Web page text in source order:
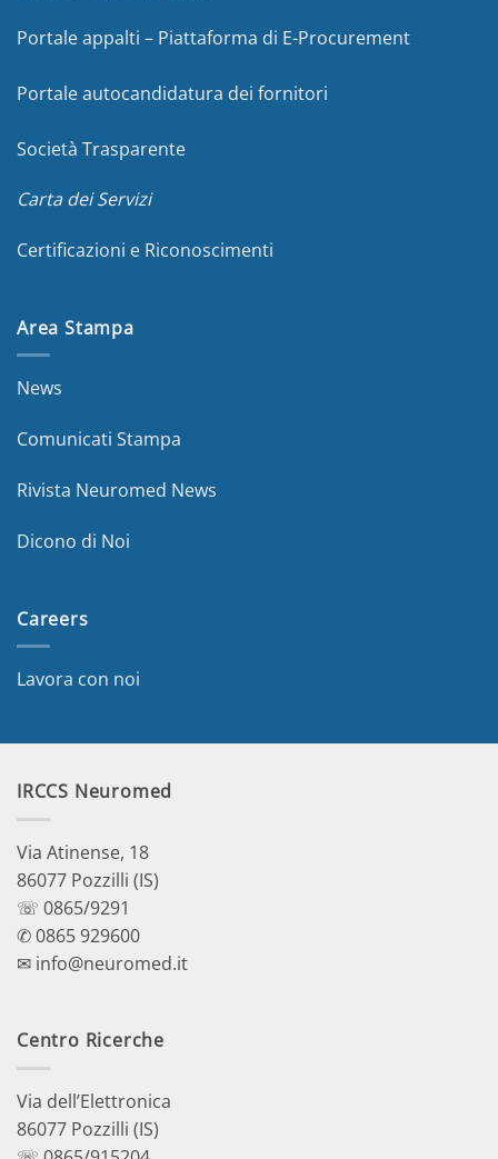
Portale appalti – Piattaforma di E-Procurement
Portale autocandidatura dei fornitori
Società Trasparente
Carta dei Servizi
Certificazioni e Riconoscimenti
Area Stampa
News
Comunicati Stampa
Rivista Neuromed News
Dicono di Noi
Careers
Lavora con noi
IRCCS Neuromed
Via Atinense, 18
86077 Pozzilli (IS)
☏ 0865/9291
✆ 0865 929600
✉ info@neuromed.it
Centro Ricerche
Via dell’Elettronica
86077 Pozzilli (IS)